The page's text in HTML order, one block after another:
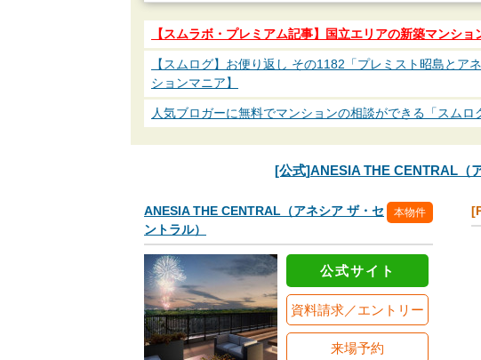
【スムラボ・プレミアム記事】国立エリアの新築マンショ
【スムログ】お便り返し その1182「プレミスト昭島と
ションマニア】
人気ブロガーに無料でマンションの相談ができる「スムロ
[公式]ANESIA THE CENTRAL（
ANESIA THE CENTRAL（アネシア ザ・セ
ントラル）
本物件
公式サイト
資料請求／エントリー
来場予約